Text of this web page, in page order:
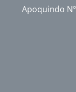
Apoquindo